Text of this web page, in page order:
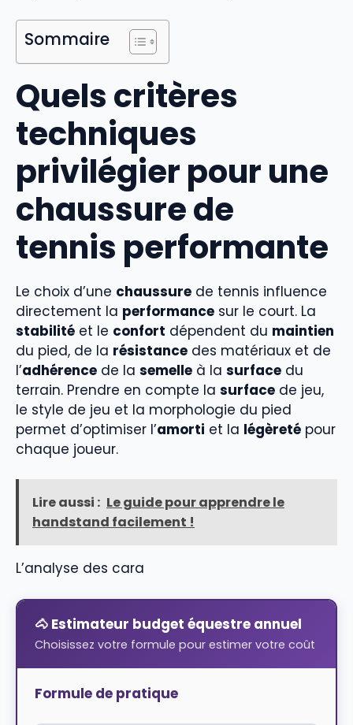
Sommaire
Quels critères
techniques
privilégier pour une
chaussure de
tennis performante
Le choix d’une chaussure de tennis influence
directement la performance sur le court. La
stabilité et le confort dépendent du maintien
du pied, de la résistance des matériaux et de
l’adhérence de la semelle à la surface du
terrain. Prendre en compte la surface de jeu,
le style de jeu et la morphologie du pied
permet d’optimiser l’amorti et la légèreté pour
chaque joueur.
Lire aussi : Le guide pour apprendre le
handstand facilement !
L’analyse des cara
🐴 Estimateur budget équestre annuel
Choisissez votre formule pour estimer votre coût
Formule de pratique